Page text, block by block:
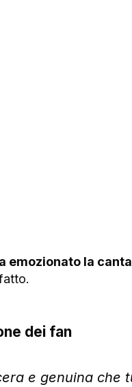
emozionato la
dei fan
e genuina che